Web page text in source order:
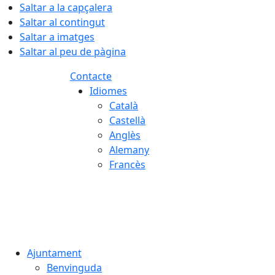
Saltar a la capçalera
Saltar al contingut
Saltar a imatges
Saltar al peu de pàgina
Contacte
Idiomes
Català
Castellà
Anglès
Alemany
Francès
Ajuntament
Benvinguda